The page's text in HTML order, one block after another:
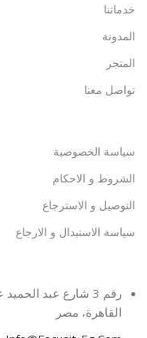
خدماتنا
المدونة
المتجر
تواصل معنا
سياسة الخصوصية
الشروط و الاحكام
التوصيل و الاسترجاع
سياسة الاستبدال و الارجاع
رقم 3 شارع عبد
القاهرة، مصر​